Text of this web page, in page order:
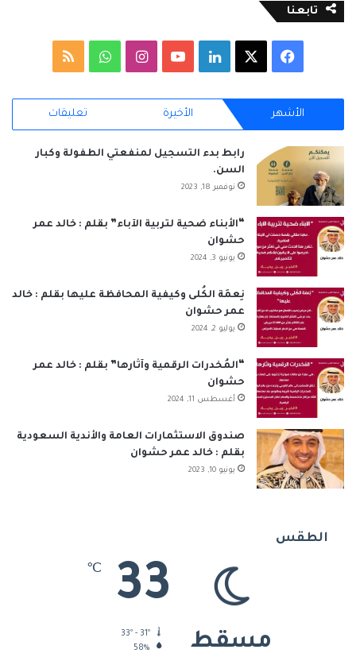
تابعنا
فيسبوك لينكدإن‫YouTubeانستقرامواتسابملخص
RSS الأشهر الأخيرة تعليقات
رابط بدء التسجيل لمنفعتي الطفولة وكبار
السن.
نوفمبر 18, 2023
“الأبناء ضحية لتربية الآباء” بقلم : خالد عمر
حشوان
يونيو 3, 2024
نِعمَة الكُلى وكيفية المحافظة عليها بقلم : خالد
عمر حشوان
يوليو 2, 2024
“المُخدرات الرقمية وآثارها” بقلم : خالد عمر
حشوان
أغسطس 11, 2024
صندوق الاستثمارات العامة والأندية السعودية
بقلم : خالد عمر حشوان
يونيو 10, 2023
الطقس
مسقط
33
℃
58%